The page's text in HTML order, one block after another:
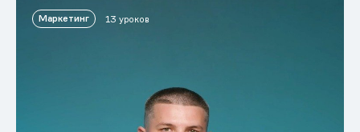
Маркетинг 13 уроков